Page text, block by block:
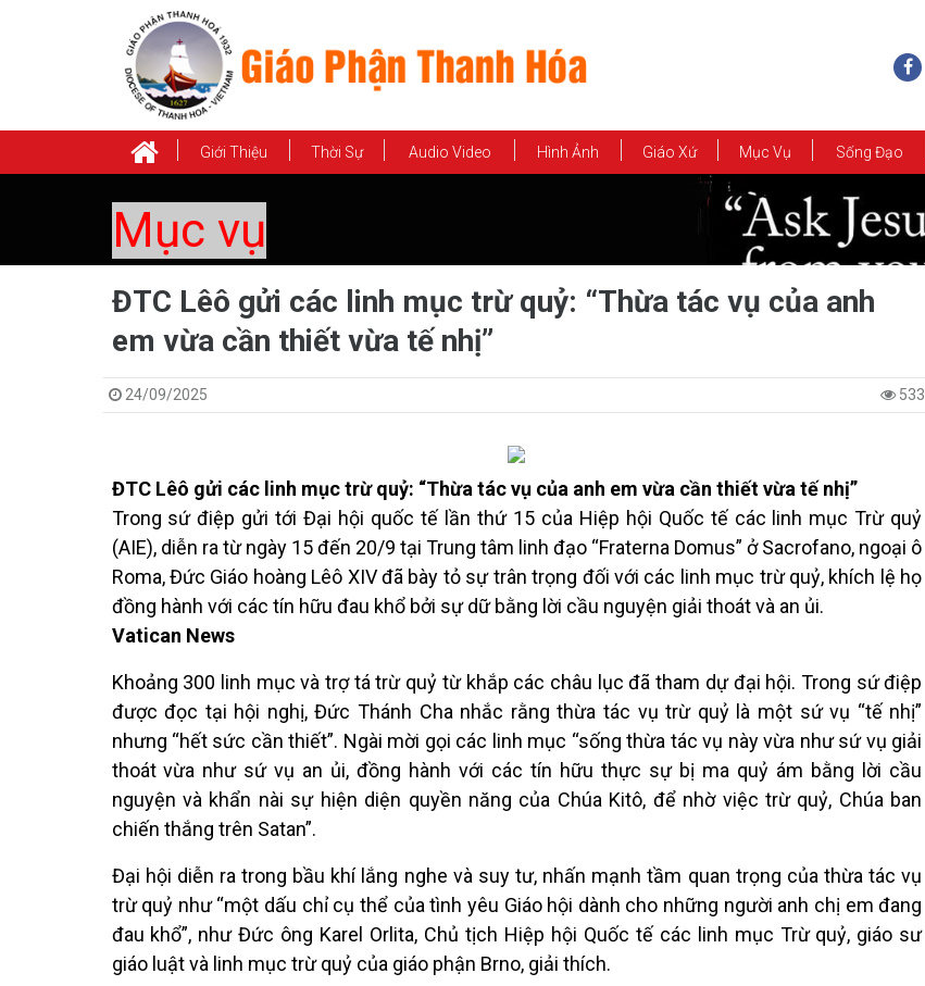
Giới Thiệu Thời Sự Audio Video Hình Ảnh Giáo Xứ Mục Vụ Sống Đạo
Mục vụ
ĐTC Lêô gửi các linh mục trừ quỷ: “Thừa tác vụ của anh
em vừa cần thiết vừa tế nhị”
24/09/2025 533
ĐTC Lêô gửi các linh mục trừ quỷ: “Thừa tác vụ của anh em vừa cần thiết vừa tế nhị”
Trong sứ điệp gửi tới Đại hội quốc tế lần thứ 15 của Hiệp hội Quốc tế các linh mục Trừ quỷ
(AIE), diễn ra từ ngày 15 đến 20/9 tại Trung tâm linh đạo “Fraterna Domus” ở Sacrofano, ngoại ô
Roma, Đức Giáo hoàng Lêô XIV đã bày tỏ sự trân trọng đối với các linh mục trừ quỷ, khích lệ họ
đồng hành với các tín hữu đau khổ bởi sự dữ bằng lời cầu nguyện giải thoát và an ủi.
Vatican News
Khoảng 300 linh mục và trợ tá trừ quỷ từ khắp các châu lục đã tham dự đại hội. Trong sứ điệp
được đọc tại hội nghị, Đức Thánh Cha nhắc rằng thừa tác vụ trừ quỷ là một sứ vụ “tế nhị”
nhưng “hết sức cần thiết”. Ngài mời gọi các linh mục “sống thừa tác vụ này vừa như sứ vụ giải
thoát vừa như sứ vụ an ủi, đồng hành với các tín hữu thực sự bị ma quỷ ám bằng lời cầu
nguyện và khẩn nài sự hiện diện quyền năng của Chúa Kitô, để nhờ việc trừ quỷ, Chúa ban
chiến thắng trên Satan”.
Đại hội diễn ra trong bầu khí lắng nghe và suy tư, nhấn mạnh tầm quan trọng của thừa tác vụ
trừ quỷ như “một dấu chỉ cụ thể của tình yêu Giáo hội dành cho những người anh chị em đang
đau khổ”, như Đức ông Karel Orlita, Chủ tịch Hiệp hội Quốc tế các linh mục Trừ quỷ, giáo sư
giáo luật và linh mục trừ quỷ của giáo phận Brno, giải thích.